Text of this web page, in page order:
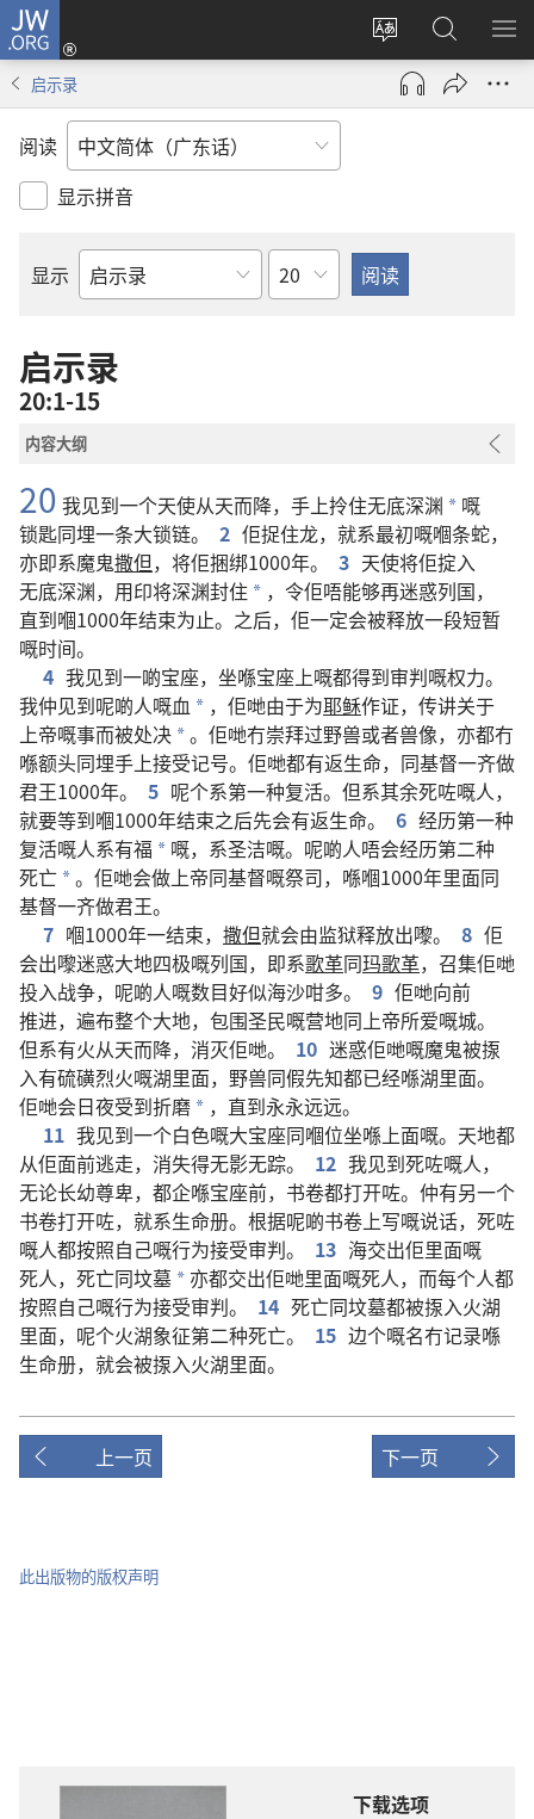
JW.ORG
更
改
网
登
录
（打
搜
索
JW.ORG
显
启示录
阅读
显示拼音
显示
圣
经
卷
章
启示录
20:1-15
内容大纲
20 我见到一个天使从天而降， 手上拎住无底深渊 * 嘅
锁匙同埋一条大锁链。 2 佢捉住龙， 就系最初嘅嗰条蛇，
亦即系魔鬼撒但， 将佢捆绑1000年。 3 天使将佢掟入
无底深渊， 用印将深渊封住 * ， 令佢唔能够再迷惑列国，
直到嗰1000年结束为止。 之后， 佢一定会被释放一段短暂
嘅时间。
4 我见到一啲宝座， 坐喺宝座上嘅都得到审判嘅权力。
我仲见到呢啲人嘅血 * ， 佢哋由于为耶稣作证， 传讲关于
上帝嘅事而被处决 *。 佢哋冇崇拜过野兽或者兽像， 亦都冇
喺额头同埋手上接受记号。 佢哋都有返生命， 同基督一齐做
君王1000年。 5 呢个系第一种复活。 但系其余死咗嘅人，
就要等到嗰1000年结束之后先会有返生命。 6 经历第一种
复活嘅人系有福 * 嘅， 系圣洁嘅。 呢啲人唔会经历第二种
死亡 *。 佢哋会做上帝同基督嘅祭司， 喺嗰1000年里面同
基督一齐做君王。
7 嗰1000年一结束， 撒但就会由监狱释放出嚟。 8 佢
会出嚟迷惑大地四极嘅列国， 即系歌革同玛歌革， 召集佢哋
投入战争， 呢啲人嘅数目好似海沙咁多。 9 佢哋向前
推进， 遍布整个大地， 包围圣民嘅营地同上帝所爱嘅城。
但系有火从天而降， 消灭佢哋。 10 迷惑佢哋嘅魔鬼被揼
入有硫磺烈火嘅湖里面， 野兽同假先知都已经喺湖里面。
佢哋会日夜受到折磨 * ， 直到永永远远。
11 我见到一个白色嘅大宝座同嗰位坐喺上面嘅。 天地都
从佢面前逃走， 消失得无影无踪。 12 我见到死咗嘅人，
无论长幼尊卑， 都企喺宝座前， 书卷都打开咗。 仲有另一个
书卷打开咗， 就系生命册。 根据呢啲书卷上写嘅说话， 死咗
嘅人都按照自己嘅行为接受审判。 13 海交出佢里面嘅
死人， 死亡同坟墓 * 亦都交出佢哋里面嘅死人， 而每个人都
按照自己嘅行为接受审判。 14 死亡同坟墓都被揼入火湖
里面， 呢个火湖象征第二种死亡。 15 边个嘅名冇记录喺
生命册， 就会被揼入火湖里面。
上一页 下一页
此出版物的版权声明
下载选项